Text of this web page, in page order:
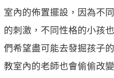
室內的佈置擺設，因為不
的刺激，不同性格的小孩
們希望盡可能去發掘孩子
教室內的老師也會偷偷改